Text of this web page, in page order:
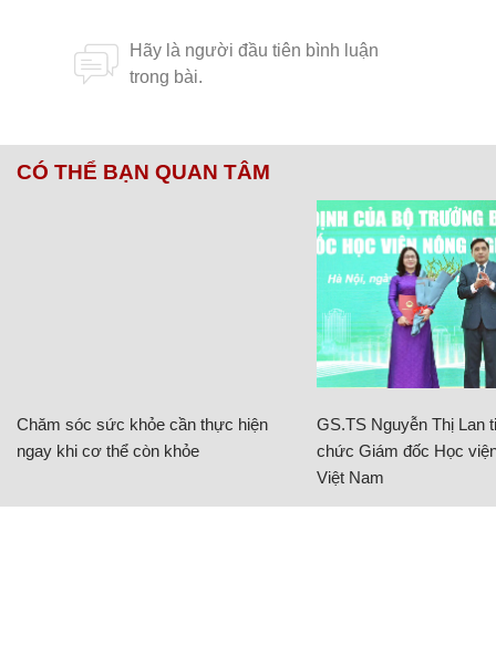
CÓ THỂ BẠN QUAN TÂM
Chăm sóc sức khỏe cần thực hiện
ngay khi cơ thể còn khỏe
GS.TS Nguyễn Thị Lan
chức Giám đốc Học
Việt Nam